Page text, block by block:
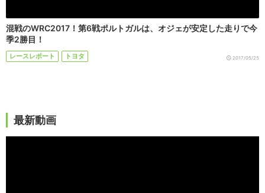
混戦のWRC2017！第6戦ポルトガルは、オジェが安定した走りで今
季2勝目！
レースレポート トヨタ 2017/05/25
最新動画